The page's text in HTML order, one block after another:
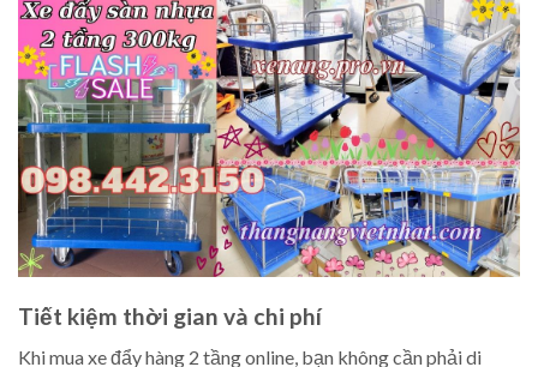
Tiết kiệm thời gian và chi phí
Khi mua xe đẩy hàng 2 tầng online, bạn không cần phải di